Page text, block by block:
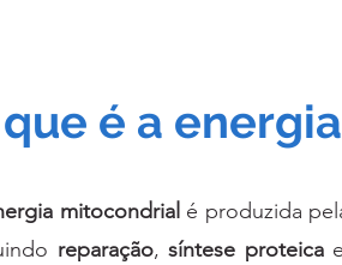
é a
mitocondrial é produzida
reparação,síntese proteicae